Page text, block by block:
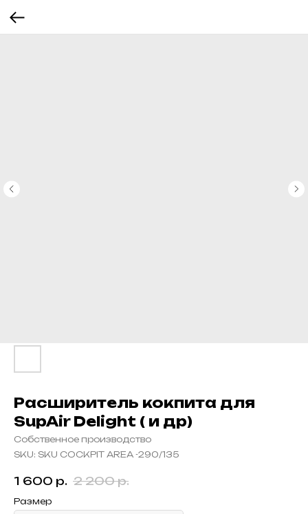
Расширитель кокпита для
SupAir Delight ( и др)
Собственное производство
SKU: SKU COCKPIT AREA -290/135
1 600 р. 2 200 р.
Размер